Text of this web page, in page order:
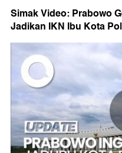
Simak Video: Prabowo
Jadikan IKN Ibu Kota